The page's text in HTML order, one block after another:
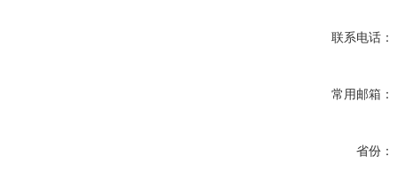
联系电话：
常用邮箱：
省份：